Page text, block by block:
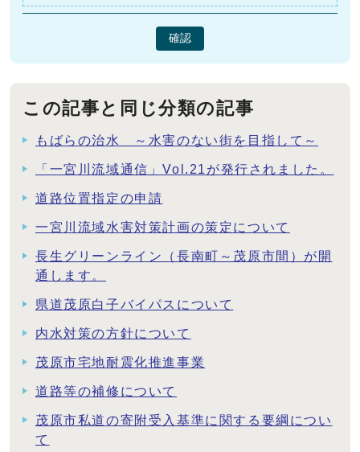
確認
この記事と同じ分類の記事
もばらの治水 ～水害のない街を目指して～
「一宮川流域通信」Vol.21が発行されました。
道路位置指定の申請
一宮川流域水害対策計画の策定について
長生グリーンライン（長南町～茂原市間）が開
通します。
県道茂原白子バイパスについて
内水対策の方針について
茂原市宅地耐震化推進事業
道路等の補修について
茂原市私道の寄附受入基準に関する要綱につい
て